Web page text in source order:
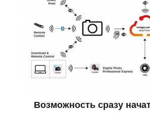
Возможность сразу